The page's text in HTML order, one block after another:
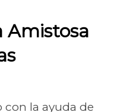
Amistosa
con la ayuda de